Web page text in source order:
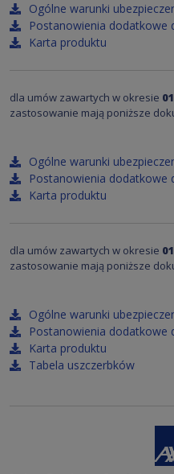
Ogólne warunki
Postanowienia dodatkowe
Karta produktu
dla umów zawartych w okresie
zastosowanie mają poniższe
Ogólne warunki
Postanowienia dodatkowe
Karta produktu
dla umów zawartych w okresie
zastosowanie mają poniższe
Ogólne warunki
Postanowienia dodatkowe
Karta produktu
Tabela uszczerbków